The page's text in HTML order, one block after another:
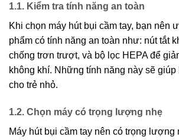
1.1. Kiểm tra tính năng an toàn
Khi chọn máy hút bụi cầm tay, bạn nên
phẩm có tính năng an toàn như: nút tắt
chống trơn trượt, và bộ lọc HEPA để
không khí. Những tính năng này sẽ
cho trẻ nhỏ.
1.2. Chọn máy có trọng lượng nhẹ
Máy hút bụi cầm tay nên có trọng lượng